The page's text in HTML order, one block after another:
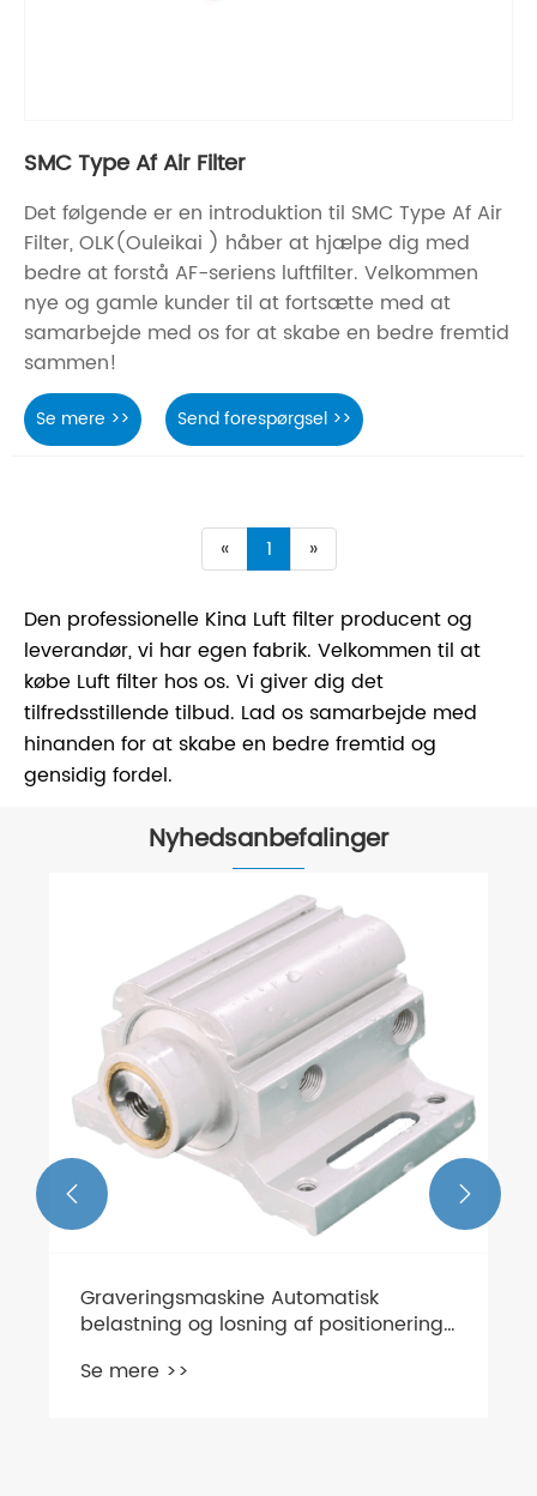
SMC Type Af Air Filter
Det følgende er en introduktion til SMC Type Af Air
Filter, OLK(Ouleikai ) håber at hjælpe dig med
bedre at forstå AF-seriens luftfilter. Velkommen
nye og gamle kunder til at fortsætte med at
samarbejde med os for at skabe en bedre fremtid
sammen!
Se mere >> Send forespørgsel >>
« 1 »
Den professionelle Kina Luft filter producent og
leverandør, vi har egen fabrik. Velkommen til at
købe Luft filter hos os. Vi giver dig det
tilfredsstillende tilbud. Lad os samarbejde med
hinanden for at skabe en bedre fremtid og
gensidig fordel.
Nyhedsanbefalinger
Graveringsmaskine Automatisk
belastning og losning af positionering
Se mere >>
 